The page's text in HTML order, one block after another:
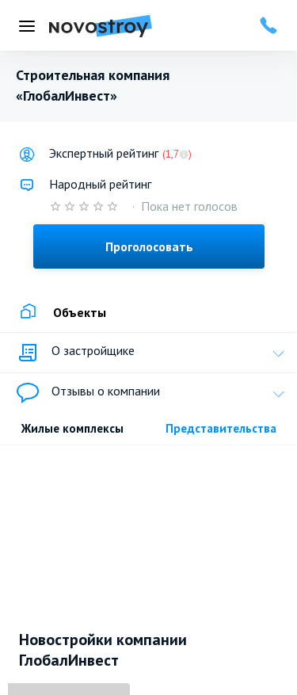
Меню
Строительная компания
«ГлобалИнвест»
Экспертный рейтинг (1,7 )
Народный рейтинг
· Пока нет голосов
Проголосовать
Объекты
О застройщике
Отзывы о компании
Жилые комплексы Представительства
Новостройки компании
ГлобалИнвест